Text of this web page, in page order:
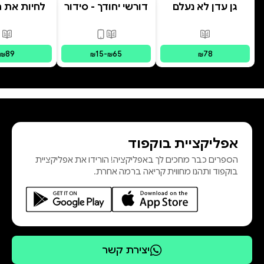
גן עדן לא נעלם
פורמטים זמינים מודפס
₪78
דורשי יחודך - סידור
פורמטים זמינים
מודפס,
₪15-₪65
לחיות את
₪89
אפליקציית בוקפוד
הספרים כבר מחכים לך באפליקציה! הורידו את אפליקציית
בוקפוד ותהנו מחווית קריאה ברמה אחרת.
יצירת קשר